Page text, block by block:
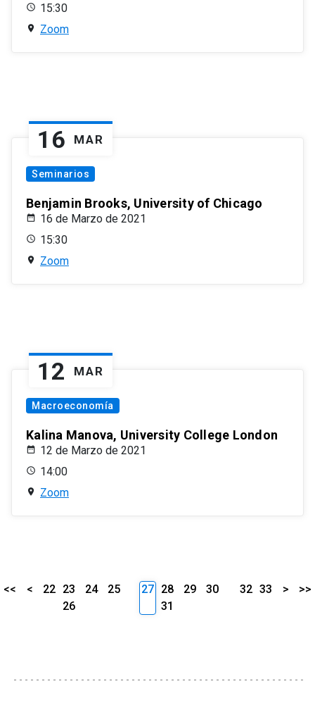
15:30
Zoom
16 MAR
Seminarios
Benjamin Brooks, University of Chicago
16 de Marzo de 2021
15:30
Zoom
12 MAR
Macroeconomía
Kalina Manova, University College London
12 de Marzo de 2021
14:00
Zoom
<< < 22 23 24
25
26
27 28 29
30
31
32 33 > >>